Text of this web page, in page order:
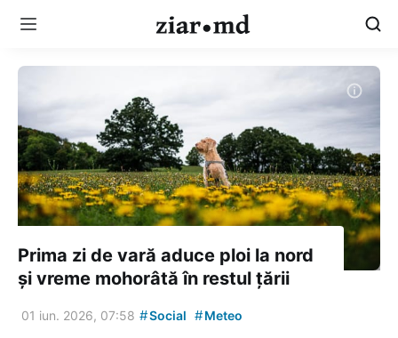
Prima zi de vară aduce ploi la nord
și vreme mohorâtă în restul țării
01 iun. 2026, 07:58 #Social #Meteo